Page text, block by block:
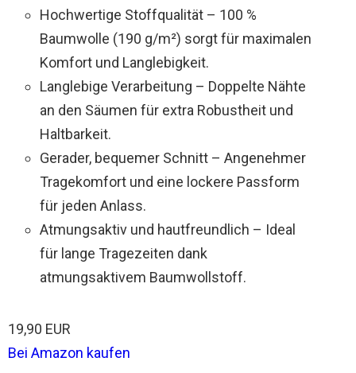
Hochwertige Stoffqualität – 100 %
Baumwolle (190 g/m²) sorgt für maximalen
Komfort und Langlebigkeit.
Langlebige Verarbeitung – Doppelte Nähte
an den Säumen für extra Robustheit und
Haltbarkeit.
Gerader, bequemer Schnitt – Angenehmer
Tragekomfort und eine lockere Passform
für jeden Anlass.
Atmungsaktiv und hautfreundlich – Ideal
für lange Tragezeiten dank
atmungsaktivem Baumwollstoff.
19,90 EUR
Bei Amazon kaufen